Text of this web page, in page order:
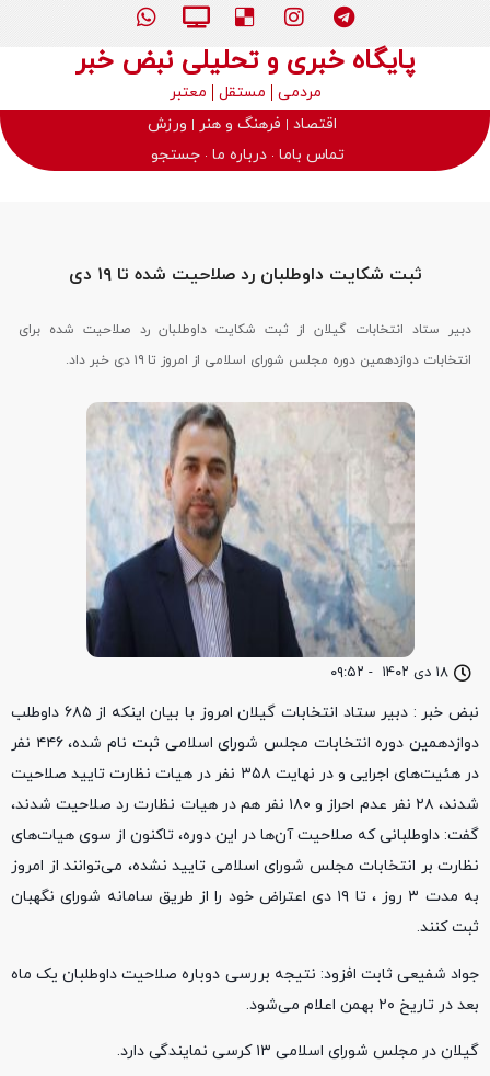
پایگاه خبری و تحلیلی نبض خبر
مردمی مستقل
معتبر
اقتصاد
فرهنگ و هنر
ورزش
تماس باما درباره ما جستجو
۱۸ دی ۱۴۰۲ - ۰۹:۵۲
ثبت شکایت داوطلبان رد صلاحیت شده تا ۱۹ دی
دبیر ستاد انتخابات گیلان از ثبت شکایت داوطلبان رد صلاحیت شده برای
انتخابات دوازدهمین دوره مجلس شورای اسلامی از امروز تا ۱۹ دی خبر داد.
نبض خبر : دبیر ستاد انتخابات گیلان امروز با بیان اینکه از ۶۸۵ داوطلب
دوازدهمین دوره انتخابات مجلس شورای اسلامی ثبت نام شده، ۴۴۶ نفر
در هئیت‌های اجرایی و در نهایت ۳۵۸ نفر در هیات نظارت تایید صلاحیت
شدند، ۲۸ نفر عدم احراز و ۱۸۰ نفر هم در هیات نظارت رد صلاحیت شدند،
گفت: داوطلبانی که صلاحیت آن‌ها در این دوره، تاکنون از سوی هیات‌های
نظارت بر انتخابات مجلس شورای اسلامی تایید نشده، می‌توانند از امروز
به مدت ۳ روز ، تا ۱۹ دی اعتراض خود را از طریق سامانه شورای نگهبان
ثبت کنند.
جواد شفیعی ثابت افزود: نتیجه بررسی دوباره صلاحیت داوطلبان یک ماه
بعد در تاریخ ۲۰ بهمن اعلام می‌شود.
گیلان در مجلس شورای اسلامی ۱۳ کرسی نمایندگی دارد.